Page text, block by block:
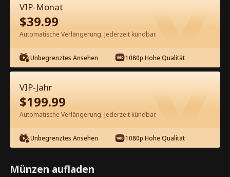
Episode 45 - Wenn Lieben eine Sünde
ist Kompletter Film
0-49 50-75
45 46 47 48
VIP-Monat
$39.99
Automatische Verlängerung. Jederzeit kündbar.
Unbegrenztes Ansehen 1080p Hohe Qualität
VIP-Jahr
$199.99
Automatische Verlängerung. Jederzeit kündbar.
Unbegrenztes Ansehen 1080p Hohe Qualität
Münzen aufladen